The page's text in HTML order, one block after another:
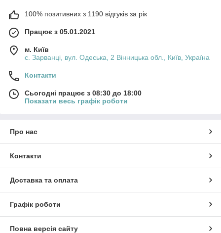
100% позитивних з 1190 відгуків за рік
Працює з 05.01.2021
м. Київ
с. Зарванці, вул. Одеська, 2 Вінницька обл., Київ, Україна
Контакти
Сьогодні працює з 08:30 до 18:00
Показати весь графік роботи
Про нас
Контакти
Доставка та оплата
Графік роботи
Повна версія сайту